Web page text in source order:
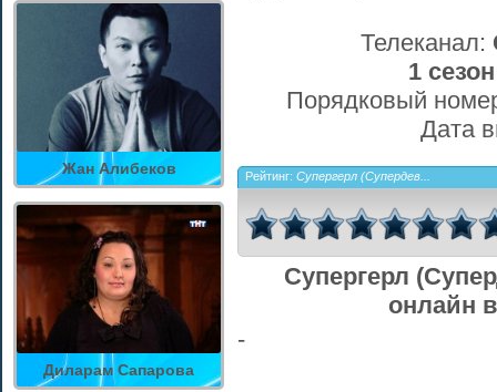
Жан Алибеков
Диларам Сапарова
Телеканал:
1 сезон
Порядковый
Дата
Рейтинг: Супергерл (Супердев...
Супергерл
онлайн
-